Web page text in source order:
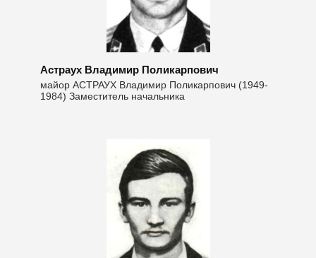
Астраух Владимир Поликарпович
майор АСТРАУХ Владимир Поликарпович (1949-
1984) Заместитель начальника